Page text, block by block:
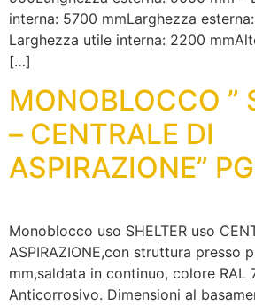
interna: 5700 mmLarghezza
Larghezza utile interna: 2200
[…]
MONOBLOCCO ”
– CENTRALE DI
ASPIRAZIONE”
Monoblocco uso SHELTER uso
ASPIRAZIONE,con struttura presso
mm,saldata in continuo, colore RAL
Anticorrosivo. Dimensioni al